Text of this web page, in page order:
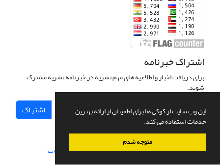
این وب سایت از کوکی ها برای اطمینان از ارائه بهترین
خدمات استفاده می کند.
متوجه شدم
اشتراک خبرنامه
برای دریافت اخبار و اطلاعیه های مهم نشریه در خبرنامه نشریه مشترک
شوید.
اشتراک
سامانه مدیریت نشریات علمی.طراحی و پیاده سازی از سیناوب